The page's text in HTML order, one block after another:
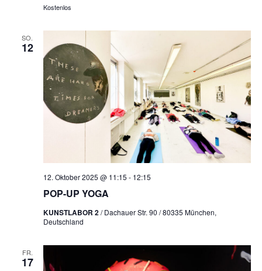
Kostenlos
SO.
12
POP-UP YOGA
12. Oktober 2025 @ 11:15 - 12:15
KUNSTLABOR 2/ Dachauer Str. 90 / 80335 München,
Deutschland
FR.
17